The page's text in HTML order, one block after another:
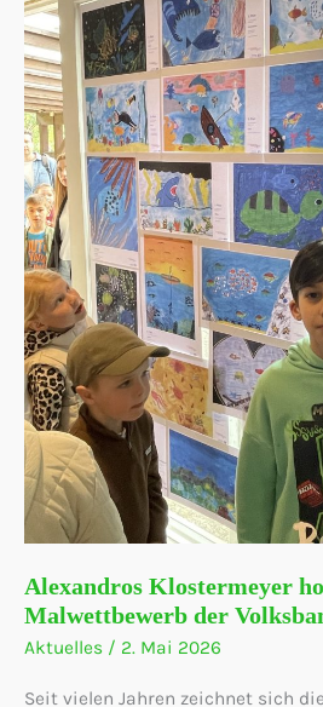
Alexandros Klostermeyer
Malwettbewerb der
Aktuelles / 2. Mai 2026
Seit vielen Jahren zeichnet sich